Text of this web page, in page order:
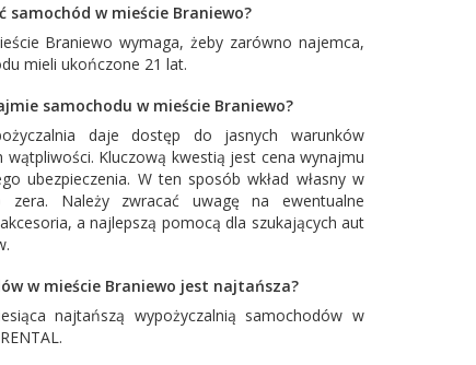
w mieście Braniewo?
Braniewo wymaga, żeby zarówno najemca,
mieli ukończone 21 lat.
samochodu w mieście Braniewo?
daje dostęp do jasnych warunków
Kluczową kwestią jest cena wynajmu
ubezpieczenia. W ten sposób wkład własny w
Należy zwracać uwagę na ewentualne
a najlepszą pomocą dla szukających aut
w mieście Braniewo jest najtańsza?
najtańszą wypożyczalnią samochodów w
.